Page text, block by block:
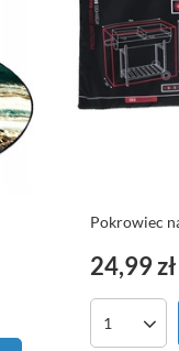
Pokrowiec
24,99 zł
Ilość